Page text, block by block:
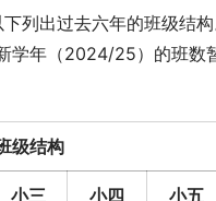
列出过去六年的班级结
学年（2024/25）的班数
级结构
小三 小四 小五